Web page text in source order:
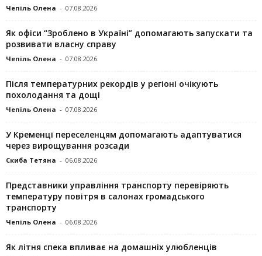
Чепіль Олена - 07.08.2026
Як офіси “Зроблено в Україні” допомагають запускaти та
розвивати власну справу
Чепіль Олена - 07.08.2026
Після температурних рекордів у регіоні очікують
похолодання та дощі
Чепіль Олена - 07.08.2026
У Кременці переселенцям допомагають адаптуватися
через вирощування розсади
Скиба Тетяна - 06.08.2026
Представники управління транспорту перевіряють
температуру повітря в салонах громадського
транспорту
Чепіль Олена - 06.08.2026
Як літня спека впливає на домашніх улюбленців